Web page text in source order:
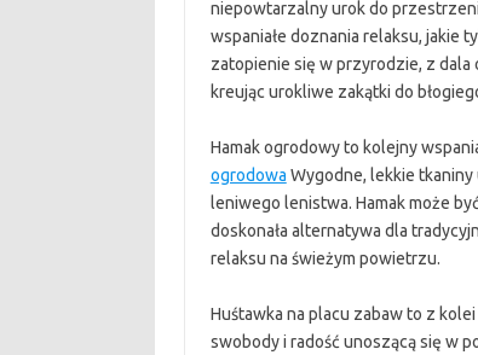
niepowtarzalny urok do
wspaniałe doznania relaksu, jakie
zatopienie się w przyrodzie, z dala
kreując urokliwe zakątki do
Hamak ogrodowy to kolejny
ogrodowa Wygodne, lekkie
leniwego lenistwa. Hamak może
doskonała alternatywa dla
relaksu na świeżym powietrzu.
Huśtawka na placu zabaw to z
swobody i radość unoszącą się w